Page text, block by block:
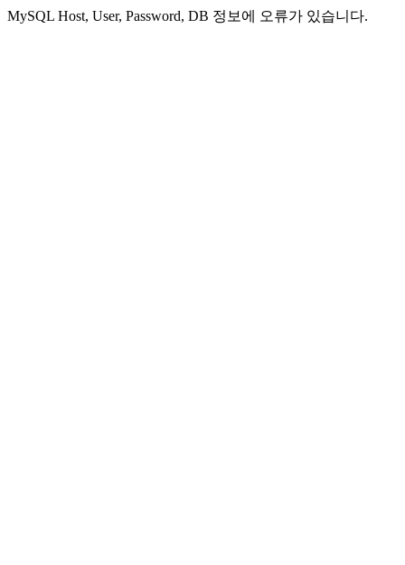
MySQL Host, User, Password, DB 정보에 오류가 있습니다.